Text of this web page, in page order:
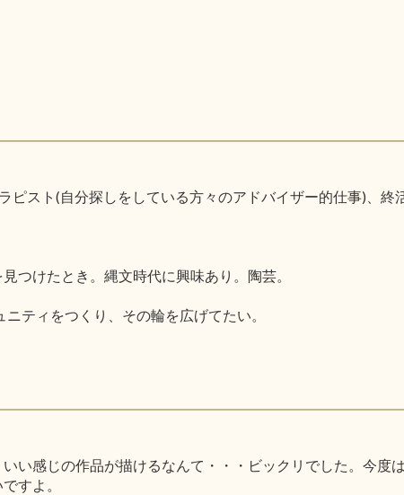
ピスト(自分探しをしている方々のアドバイザー的仕事)、終
つけたとき。縄文時代に興味あり。陶芸。
ティをつくり、その輪を広げてたい。
い感じの作品が描けるなんて・・・ビックリでした。今度
すよ。